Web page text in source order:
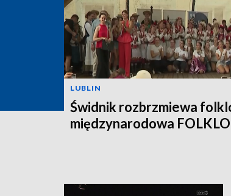
LUBLIN
Świdnik rozbrzmiewa
międzynarodowa